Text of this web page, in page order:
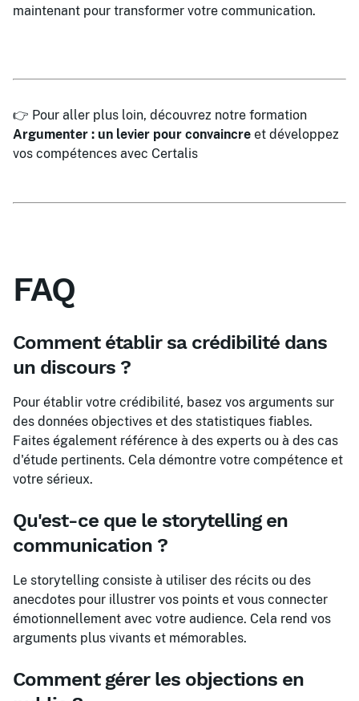
maintenant pour transformer votre communication.
👉 Pour aller plus loin, découvrez notre formation
Argumenter : un levier pour convaincre et développez
vos compétences avec Certalis
FAQ
Comment établir sa crédibilité dans
un discours ?
Pour établir votre crédibilité, basez vos arguments sur
des données objectives et des statistiques fiables.
Faites également référence à des experts ou à des cas
d'étude pertinents. Cela démontre votre compétence et
votre sérieux.
Qu'est-ce que le storytelling en
communication ?
Le storytelling consiste à utiliser des récits ou des
anecdotes pour illustrer vos points et vous connecter
émotionnellement avec votre audience. Cela rend vos
arguments plus vivants et mémorables.
Comment gérer les objections en